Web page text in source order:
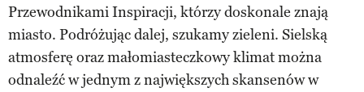
Przewodnikami Inspiracji, którzy doskonale znają
miasto. Podróżując dalej, szukamy zieleni. Sielską
atmosferę oraz małomiasteczkowy klimat można
odnaleźć w jednym z największych skansenów w